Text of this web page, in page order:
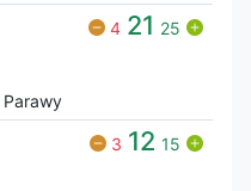
4 21 25
Parawy
3 12 15